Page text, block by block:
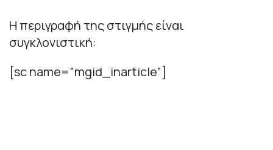
Η περιγραφή της στιγμής είναι
συγκλονιστική:
[sc name=”mgid_inarticle”]